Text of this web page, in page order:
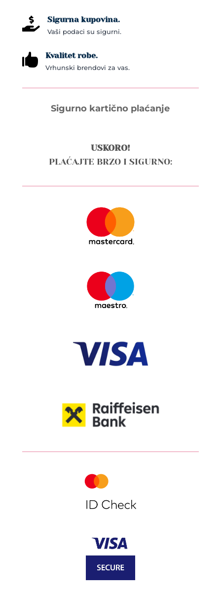
 Sigurna kupovina.
Vaši podaci su sigurni.
 Kvalitet robe.
Vrhunski brendovi za vas.
Sigurno kartično plaćanje
USKORO!
PLAĆAJTE BRZO I SIGURNO: